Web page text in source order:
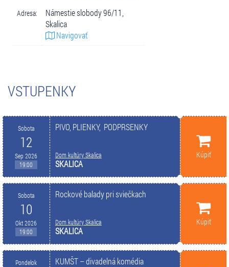
Adresa:
Námestie slobody 96/11,
Skalica
Navigovať
VSTUPENKY
Sobota
12
Sep 2026
19:00
PIVO, PLIENKY, PODPRSENKY
Dom kultúry Skalica
SKALICA
Kúpiť
Sobota
10
Okt 2026
19:00
Rockové balady pri sviečkach
Dom kultúry Skalica
SKALICA
Kúpiť
Pondelok KUMŠT – divadelná komédia